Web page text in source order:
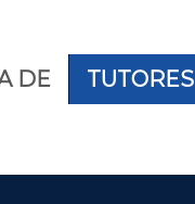
DE TUTORES